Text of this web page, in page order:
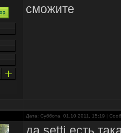
сможите
Дата: Суббота, 01.10.2011, 15:19 |
да setti есть